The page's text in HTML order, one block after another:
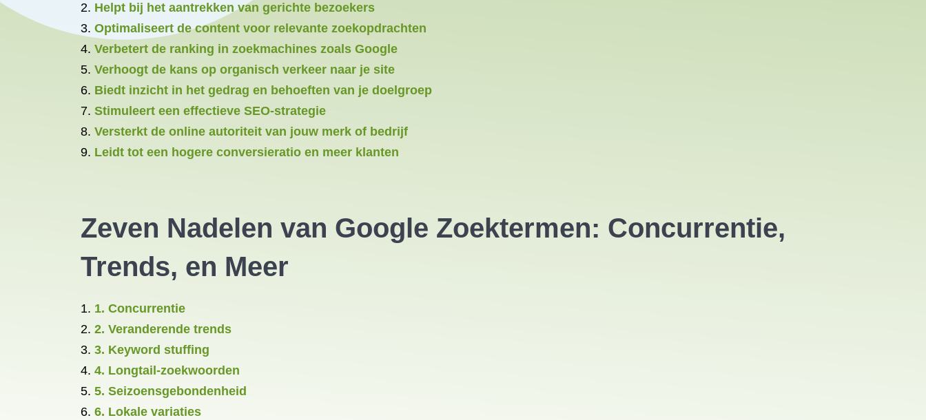
Helpt bij het aantrekken van gerichte bezoekers
Optimaliseert de content voor relevante zoekopdrachten
Verbetert de ranking in zoekmachines zoals Google
Verhoogt de kans op organisch verkeer naar je site
Biedt inzicht in het gedrag en behoeften van je doelgroep
Stimuleert een effectieve SEO-strategie
Versterkt de online autoriteit van jouw merk of bedrijf
Leidt tot een hogere conversieratio en meer klanten
Zeven Nadelen van Google Zoektermen: Concurrentie,
Trends, en Meer
1. Concurrentie
2. Veranderende trends
3. Keyword stuffing
4. Longtail-zoekwoorden
5. Seizoensgebondenheid
6. Lokale variaties